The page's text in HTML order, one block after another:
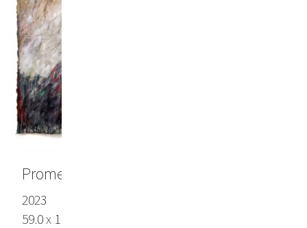
Prometheus
2023
59.0 x 111.0 in (150 x 282 cm), Lokta paper